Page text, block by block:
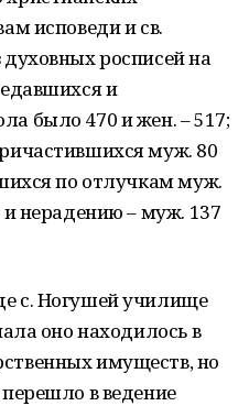
исповеди и св.
росписей на
и
было 470 и жен. – 517;
муж. 80
по отлучкам муж.
нерадению – муж. 137
с. Ногушей училище
оно находилось в
имуществ, но
в ведение